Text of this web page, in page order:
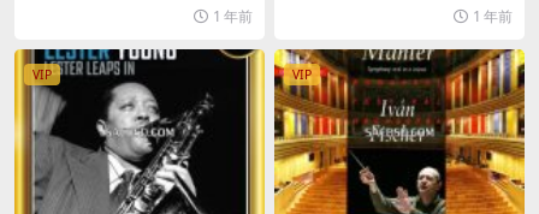
1 年前
1 年前
VIP VIP